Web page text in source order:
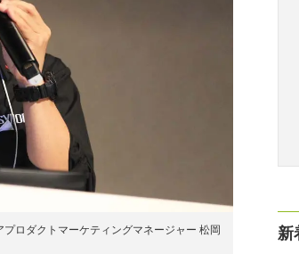
ロダクトマーケティングマネージャー 松岡
新